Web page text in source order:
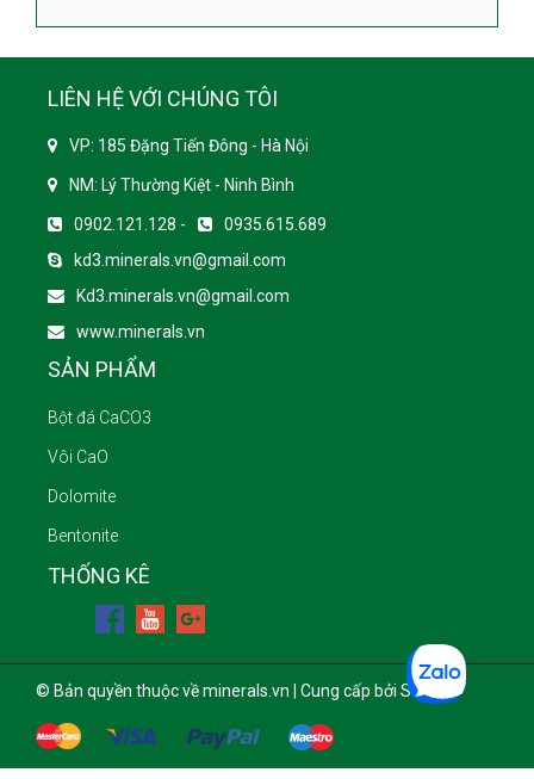
LIÊN HỆ VỚI CHÚNG TÔI
VP: 185 Đặng Tiến Đông - Hà Nội
NM: Lý Thường Kiệt - Ninh Bình
0902.121.128 -
0935.615.689
kd3.minerals.vn@gmail.com
Kd3.minerals.vn@gmail.com
www.minerals.vn
SẢN PHẨM
Bột đá CaCO3
Vôi CaO
Dolomite
Bentonite
THỐNG KÊ
© Bản quyền thuộc về minerals.vn | Cung cấp bởi Sapo